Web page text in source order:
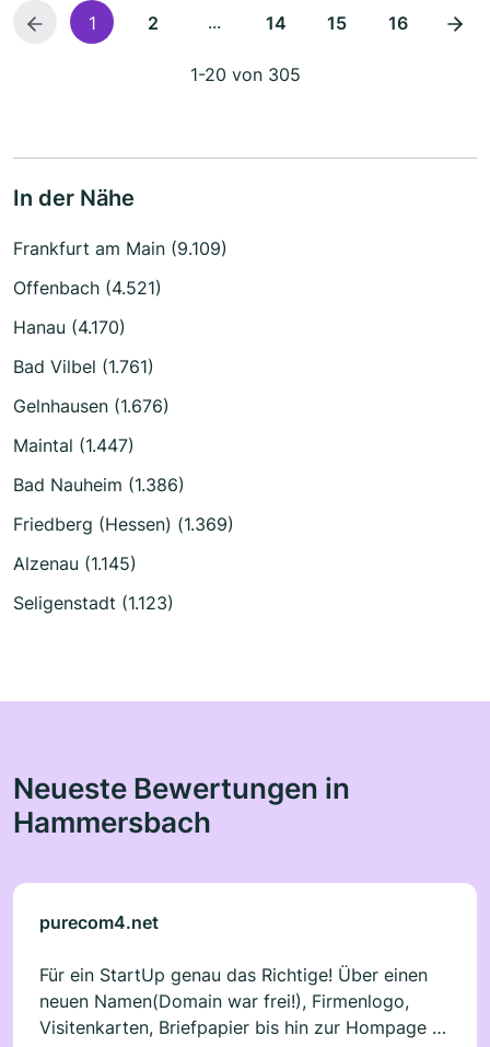
1 2 ... 14 15 16
1-20 von 305
In der Nähe
Frankfurt am Main (9.109)
Offenbach (4.521)
Hanau (4.170)
Bad Vilbel (1.761)
Gelnhausen (1.676)
Maintal (1.447)
Bad Nauheim (1.386)
Friedberg (Hessen) (1.369)
Alzenau (1.145)
Seligenstadt (1.123)
Neueste Bewertungen in
Hammersbach
purecom4.net
Für ein StartUp genau das Richtige! Über einen
neuen Namen(Domain war frei!), Firmenlogo,
Visitenkarten, Briefpapier bis hin zur Hompage -